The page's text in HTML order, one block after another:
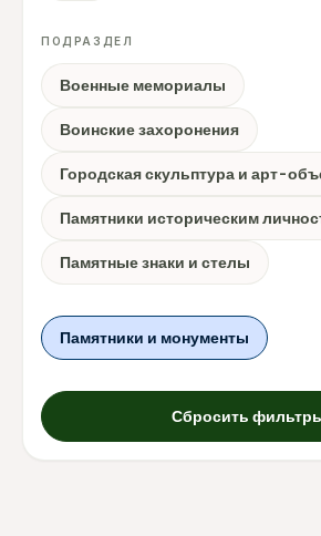
ПОДРАЗДЕЛ
Военные мемориалы
Воинские захоронения
Городская скульптура и арт-
Памятники историческим
Памятные знаки и стелы
Памятники и монументы
Сбросить